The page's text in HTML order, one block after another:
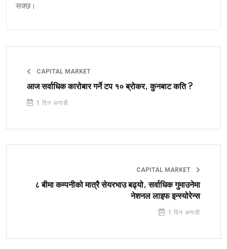
सक्छ।
CAPITAL MARKET
आज सर्वाधिक कारोबार गर्ने टप १० ब्रोकर, कुनबाट कति ?
1 दिन अगाडी
CAPITAL MARKET
८ बीमा कम्पनीको मात्रै सेयरभाउ बढ्यो, सर्वाधिक गुमाउनेमा
नेशनल लाइफ इन्स्योरेन्स
1 दिन अगाडी